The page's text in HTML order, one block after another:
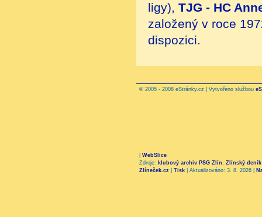
ligy), TJG - HC
založený v roce
dispozici.
© 2005 - 2008 eStránky.cz | Vytvořeno službou
WebSlice
Zdroje: klubový archiv PSG Zlín, Zlínský deník
Zlíneček.cz
Tisk Aktualizováno: 3. 8. 2026